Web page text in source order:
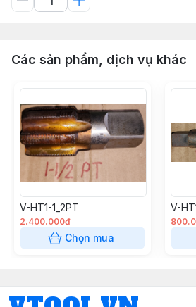
Các sản phẩm, dịch vụ khác
V-HT1-1_2PT
2.400.000đ
Chọn mua
V-